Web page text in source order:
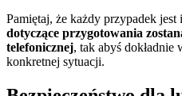
Pamiętaj, że każdy przypadek jest
dotyczące przygotowania
telefonicznej, tak abyś dokładnie
konkretnej sytuacji.